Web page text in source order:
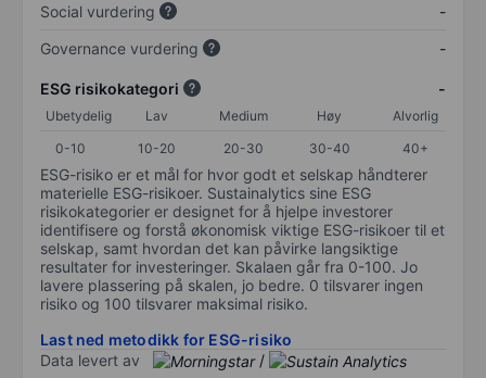
Social vurdering
-
Governance vurdering
-
ESG risikokategori -
Ubetydelig Lav Medium Høy
Alvorlig
0-10
10-20 20-30 30-40 40+
ESG-risiko er et mål for hvor godt et selskap håndterer
materielle ESG-risikoer. Sustainalytics sine ESG
risikokategorier er designet for å hjelpe investorer
identifisere og forstå økonomisk viktige ESG-risikoer til et
selskap, samt hvordan det kan påvirke langsiktige
resultater for investeringer. Skalaen går fra 0-100. Jo
lavere plassering på skalen, jo bedre. 0 tilsvarer ingen
risiko og 100 tilsvarer maksimal risiko.
Last ned metodikk for ESG-risiko
Data levert av
/